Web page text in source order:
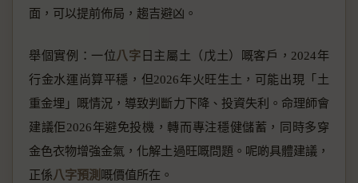
面，可以提前佈局，趨吉避凶。
舉個實例：一位八字 日主屬土（戊土）嘅客戶，2024年
行金水運尚算平穩，但2026年火旺生土，可能出現「土
重金埋」嘅情況，導致判斷力下降、投資失利。命理師會
建議佢2026年避免投機，轉而專注穩健儲蓄，同時多穿
金色衣物增強金氣，化解土過旺嘅問題。呢啲具體建議，
正係八字預測 嘅價值所在。